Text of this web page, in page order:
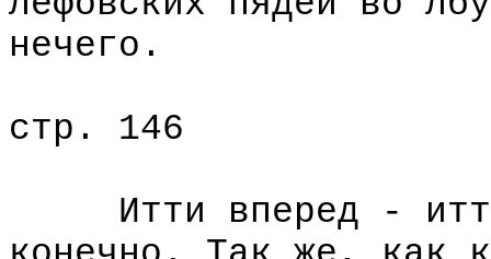
нечего.
стр. 146
Итти вперед - итти